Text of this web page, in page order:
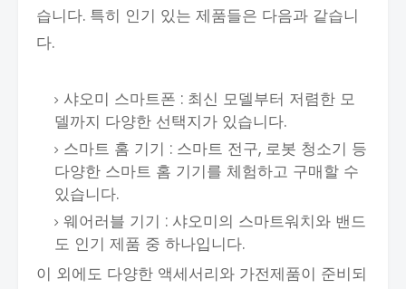
습니다. 특히 인기 있는 제품들은 다음과 같습니
다.
샤오미 스마트폰 : 최신 모델부터 저렴한 모
델까지 다양한 선택지가 있습니다.
스마트 홈 기기 : 스마트 전구, 로봇 청소기 등
다양한 스마트 홈 기기를 체험하고 구매할 수
있습니다.
웨어러블 기기 : 샤오미의 스마트워치와 밴드
도 인기 제품 중 하나입니다.
이 외에도 다양한 액세서리와 가전제품이 준비되